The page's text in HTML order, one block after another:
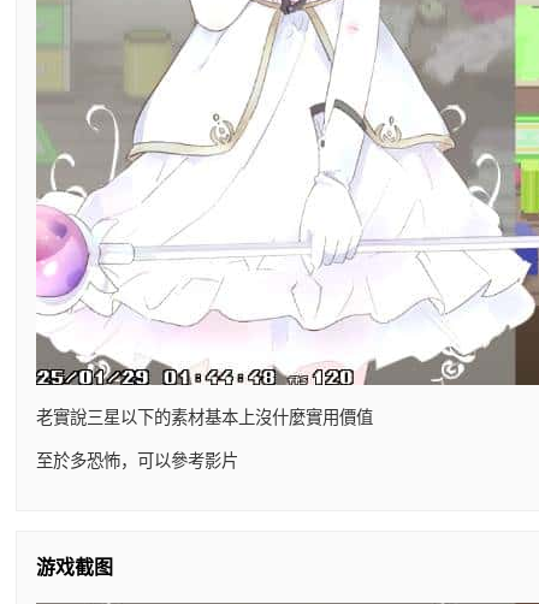
老實說三星以下的素材基本上沒什麼實用價值
至於多恐怖，可以參考影片
游戏截图